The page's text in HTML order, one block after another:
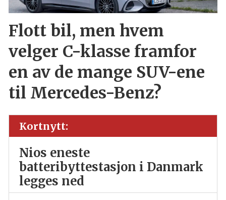
Flott bil, men hvem
velger C-klasse framfor
en av de mange SUV-ene
til Mercedes-Benz?
Kortnytt:
Nios eneste
batteribyttestasjon i Danmark
legges ned